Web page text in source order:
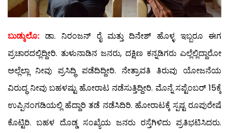
ಬುಡ್ಕುಲೊ: ಡಾ. ನಿರಂಜನ್ ರೈ ಮತ್ತು ದಿನೇಶ್ ಹೊಳ್ಳ ಇಬ್ಬರೂ ಈಗ
ಪ್ರಚಾರದಲ್ಲಿದ್ದೀರಿ. ತುಳುನಾಡಿನ ಜನರು, ದಕ್ಷಿಣ ಕನ್ನಡಿಗರು ಎಲ್ಲೆಲ್ಲಿದ್ದಾರೋ
ಅಲ್ಲೆಲ್ಲಾ ನೀವು ಪ್ರಸಿದ್ಧಿ ಪಡೆದಿದ್ದೀರಿ. ನೇತ್ರಾವತಿ ತಿರುವು ಯೋಜನೆಯ
ವಿರುದ್ಧ ನೀವು ಬಹಳಷ್ಟು ಹೋರಾಟ ನಡೆಸುತ್ತಿದ್ದೀರಿ. ಮೊನ್ನೆ ಸಪ್ಟೆಂಬರ್ 15ಕ್ಕೆ
ಉಪ್ಪಿನಂಗಡಿಯಲ್ಲಿ ಹೆದ್ದಾರಿ ತಡೆ ನಡೆಸಿದಿರಿ. ಹೋರಾಟಕ್ಕೆ ಸ್ಪಷ್ಟ ರೂಪುರೇಷೆ
ಕೊಟ್ಟಿರಿ. ಬಹಳ ದೊಡ್ಡ ಸಂಖ್ಯೆಯ ಜನರು ರಸ್ತೆಗಿಳಿದು ಪ್ರತಿಭಟಿಸಿದರು.